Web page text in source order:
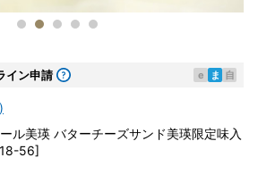
イン申請 e ま 自
ル美瑛 バターチーズサンド美瑛限定味入
56]